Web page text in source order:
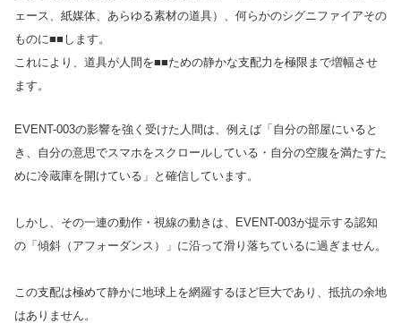
ェース、紙媒体、あらゆる素材の道具）、何らかのシグニファイアその
ものに■■します。
これにより、道具が人間を■■ための静かな支配力を極限まで増幅させ
ます。
EVENT-003の影響を強く受けた人間は、例えば「自分の部屋にいると
き、自分の意思でスマホをスクロールしている・自分の空腹を満たすた
めに冷蔵庫を開けている」と確信しています。
しかし、その一連の動作・視線の動きは、EVENT-003が提示する認知
の「傾斜（アフォーダンス）」に沿って滑り落ちているに過ぎません。
この支配は極めて静かに地球上を網羅するほど巨大であり、抵抗の余地
はありません。